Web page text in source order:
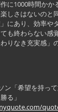
に1000時間か
しさはないのと
にあり、効率や
も終わらない感
りなき充実感」
ン「希望を持っ
る」